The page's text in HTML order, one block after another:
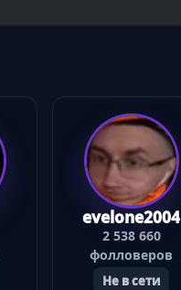
evelone2004
2 538 660
фолловеров
Не в сети